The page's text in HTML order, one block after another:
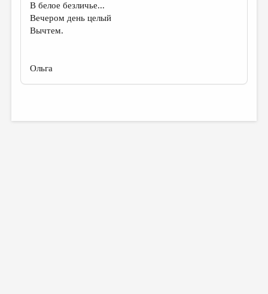
В белое безличье...
Вечером день целый
Вычтем.
Ольга